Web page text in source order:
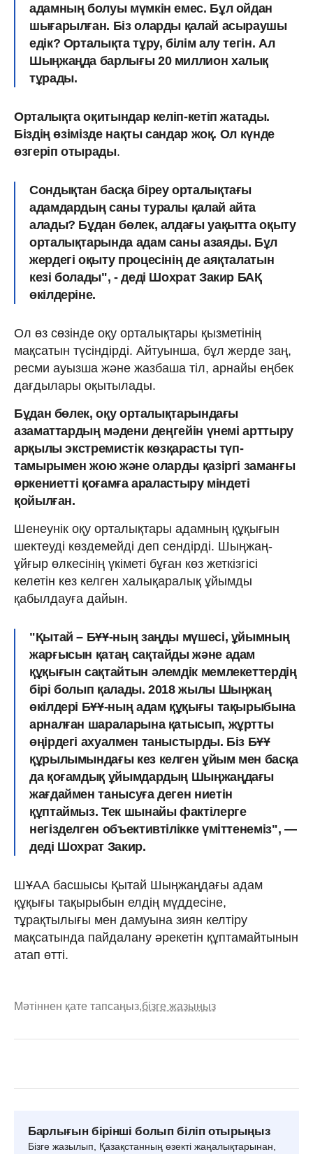
адамның болуы мүмкін емес. Бұл ойдан
шығарылған. Біз оларды қалай асыраушы
едік? Орталықта тұру, білім алу тегін. Ал
Шыңжаңда барлығы 20 миллион халық
тұрады.
Орталықта оқитындар келіп-кетіп жатады.
Біздің өзімізде нақты сандар жоқ. Ол күнде
өзгеріп отырады.
Сондықтан басқа біреу орталықтағы
адамдардың саны туралы қалай айта
алады? Бұдан бөлек, алдағы уақытта оқыту
орталықтарында адам саны азаяды. Бұл
жердегі оқыту процесінің де аяқталатын
кезі болады", - деді Шохрат Закир БАҚ
өкілдеріне.
Ол өз сөзінде оқу орталықтары қызметінің
мақсатын түсіндірді. Айтуынша, бұл жерде заң,
ресми ауызша және жазбаша тіл, арнайы еңбек
дағдылары оқытылады.
Бұдан бөлек, оқу орталықтарындағы
азаматтардың мәдени деңгейін үнемі арттыру
арқылы экстремистік көзқарасты түп-
тамырымен жою және оларды қазіргі заманғы
өркениетті қоғамға араластыру міндеті
қойылған.
Шенеунік оқу орталықтары адамның құқығын
шектеуді көздемейді деп сендірді. Шыңжаң-
ұйғыр өлкесінің үкіметі бұған көз жеткізгісі
келетін кез келген халықаралық ұйымды
қабылдауға дайын.
"Қытай – БҰҰ-ның заңды мүшесі, ұйымның
жарғысын қатаң сақтайды және адам
құқығын сақтайтын әлемдік мемлекеттердің
бірі болып қалады. 2018 жылы Шыңжаң
өкілдері БҰҰ-ның адам құқығы тақырыбына
арналған шараларына қатысып, жұртты
өңірдегі ахуалмен таныстырды. Біз БҰҰ
құрылымындағы кез келген ұйым мен басқа
да қоғамдық ұйымдардың Шыңжаңдағы
жағдаймен танысуға деген ниетін
құптаймыз.Тек шынайы фактілерге
негізделген объективтілікке үміттенеміз", —
деді Шохрат Закир.
ШҰАА басшысы Қытай Шыңжаңдағы адам
құқығы тақырыбын елдің мүддесіне,
тұрақтылығы мен дамуына зиян келтіру
мақсатында пайдалану әрекетін құптамайтынын
атап өтті.
Мәтіннен қате тапсаңыз,бізге жазыңыз
Барлығын бірінші болып біліп отырыңыз
Бізге жазылып, Қазақстанның өзекті жаңалықтарынан,